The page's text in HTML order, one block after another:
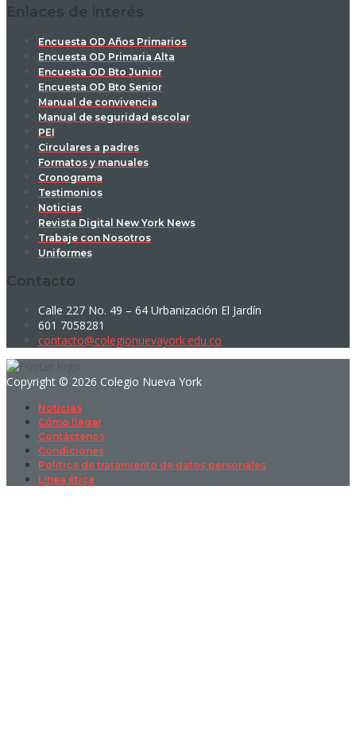
Enlaces de interés
Encuesta OD Años Primarios
Encuesta OD Primaria Alta
Encuesta OD Bto Junior
Encuesta OD Bto Senior
Manual de convivencia
Manual de seguridad escolar
PEI
Circulares a padres
Formatos y manuales
Cronograma
Testimonios
Noticias
Revista Digital New York News
Trabaje con Nosotros
Uniformes
Contacto
Calle 227 No. 49 – 64 Urbanización El Jardín
601 7058281
contacto@colegionuevayork.edu.co
Copyright © 2026 Colegio Nueva York
Noticias
Cómo llegar
Contáctenos
Condiciones
Política de tratamiento de datos personales
Línea ética